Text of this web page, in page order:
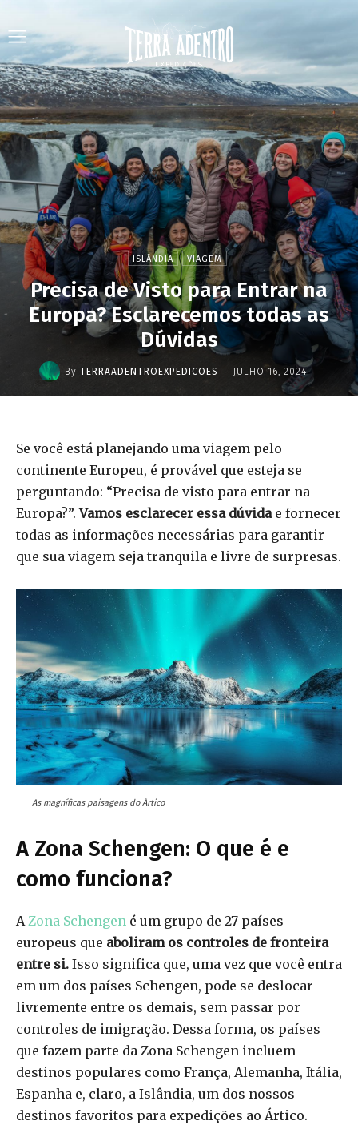
ISLÂNDIA VIAGEM
Precisa de Visto para Entrar na
Europa? Esclarecemos todas as
Dúvidas
By TERRAADENTROEXPEDICOES - JULHO 16, 2024
Se você está planejando uma viagem pelo
continente Europeu, é provável que esteja se
perguntando: “Precisa de visto para entrar na
Europa?”. Vamos esclarecer essa dúvidae fornecer
todas as informações necessárias para garantir
que sua viagem seja tranquila e livre de surpresas.
As magníficas paisagens do Ártico
A Zona Schengen: O que é e
como funciona?
AZona Schengen é um grupo de 27 países
europeus que aboliram os controles de fronteira
entre si. Isso significa que, uma vez que você entra
em um dos países Schengen, pode se deslocar
livremente entre os demais, sem passar por
controles de imigração. Dessa forma, os países
que fazem parte da Zona Schengen incluem
destinos populares como França, Alemanha, Itália,
Espanha e, claro, a Islândia, um dos nossos
destinos favoritos para expedições ao Ártico.